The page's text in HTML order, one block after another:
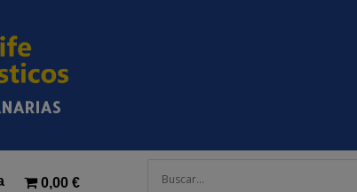
0,00 €